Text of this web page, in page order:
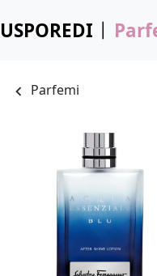
USPOREDI
Parfemi